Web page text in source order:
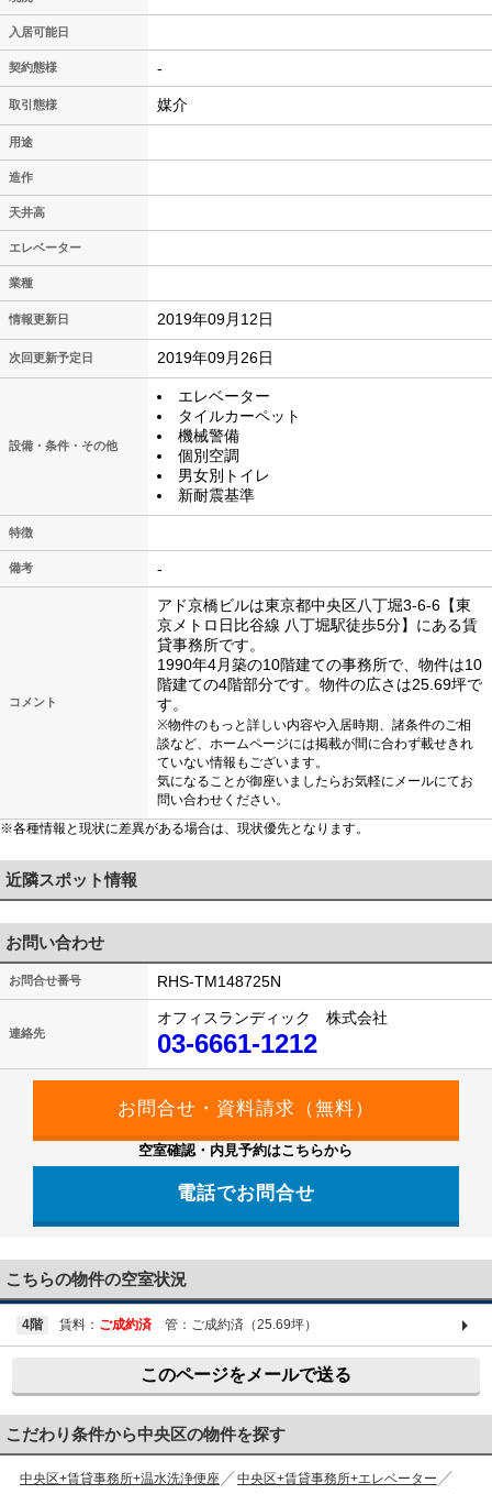
入居可能日
契約態様 -
取引態様 媒介
用途
造作
天井高
エレベーター
業種
情報更新日 2019年09月12日
次回更新予定日 2019年09月26日
設備・条件・その他
エレベーター
タイルカーペット
機械警備
個別空調
男女別トイレ
新耐震基準
特徴
備考 -
コメント
アド京橋ビルは東京都中央区八丁堀3-6-6【東
京メトロ日比谷線 八丁堀駅徒歩5分】にある賃
貸事務所です。
1990年4月築の10階建ての事務所で、物件は10
階建ての4階部分です。物件の広さは25.69坪で
す。
※物件のもっと詳しい内容や入居時期、諸条件のご相
談など、ホームページには掲載が間に合わず載せきれ
ていない情報もございます。
気になることが御座いましたらお気軽にメールにてお
問い合わせください。
※各種情報と現状に差異がある場合は、現状優先となります。
近隣スポット情報
お問い合わせ
お問合せ番号 RHS-TM148725N
連絡先
オフィスランディック 株式会社
03-6661-1212
空室確認・内見予約はこちらから
電話でお問合せ
こちらの物件の空室状況
4階 賃料： ご成約済 管：ご成約済（25.69坪）
このページをメールで送る
こだわり条件から中央区の物件を探す
中央区+賃貸事務所+温水洗浄便座
中央区+賃貸事務所+エレベーター